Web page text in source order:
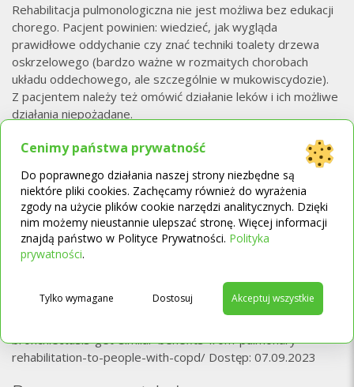
Rehabilitacja pulmonologiczna nie jest możliwa bez edukacji
chorego. Pacjent powinien: wiedzieć, jak wygląda
prawidłowe oddychanie czy znać techniki toalety drzewa
oskrzelowego (bardzo ważne w rozmaitych chorobach
układu oddechowego, ale szczególnie w mukowiscydozie).
Z pacjentem należy też omówić działanie leków i ich możliwe
działania niepożądane.
Bibliografia:
Gawlik, R,. Wróbel-Rajzer, M., Tukaj, M. Rehabilitacja
oddechowa chorych na astmę. Alergoprofil 2011, t. 7, nr 3, s.
10-13.
Rysiak, E., Osińska, M., Kazberuk, A. Rehabilitacja oddechowa
w POChP. Farmacja Współczesna 2017, nr 10, s. 115-120.
Mackiewicz-Milewska, M., Mackiewicz, Z., Hagner, W.
Problemy rehabilitacyjne osób z dużymi przepuklinami
brzusznymi. Chirurgia Polska 2007, t. 9, nr 4, s. 231-236.
bronchiectasis-get-similar-benefits-from-pulmonary-
rehabilitation-to-people-with-copd/ Dostęp: 07.09.2023
Cenimy państwa prywatność
Do poprawnego działania naszej strony niezbędne są
niektóre pliki cookies. Zachęcamy również do wyrażenia
zgody na użycie plików cookie narzędzi analitycznych. Dzięki
nim możemy nieustannie ulepszać stronę. Więcej informacji
znajdą państwo w Polityce Prywatności. Polityka
prywatności.
Dostosuj
Tylko wymagane Akceptuj wszystkie